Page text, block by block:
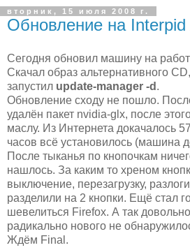
вторник, 15 июля 2008 г.
Обновление на Interpid
Сегодня обновил машину на
Скачал образ альтернативного
запустил update-manager -d .
Обновление сходу не пошло.
удалён пакет nvidia-glx, после
маслу. Из Интернета докачалось
часов всё установилось (машина
После тыканья по кнопочкам
нашлось. За каким то хреном
выключение, перезагрузку,
разделили на 2 кнопки. Ещё стал
шевелиться Firefox. А так
радикально нового не
Ждём Final.